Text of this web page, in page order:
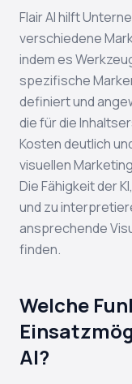
Flair AI hilft
verschiedene
indem es
spezifische
definiert und
die für die
Kosten deutlich
visuellen
Die Fähigkeit der
und zu
ansprechende
finden.
Welche
AI?